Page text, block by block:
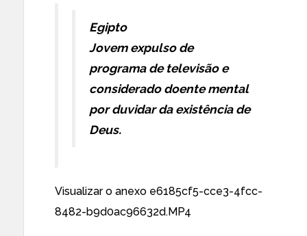
Egipto
Jovem expulso de
programa de televisão e
considerado doente mental
por duvidar da existência de
Deus.
Visualizar o anexo e6185cf5-cce3-4fcc-
8482-b9d0ac96632d.MP4